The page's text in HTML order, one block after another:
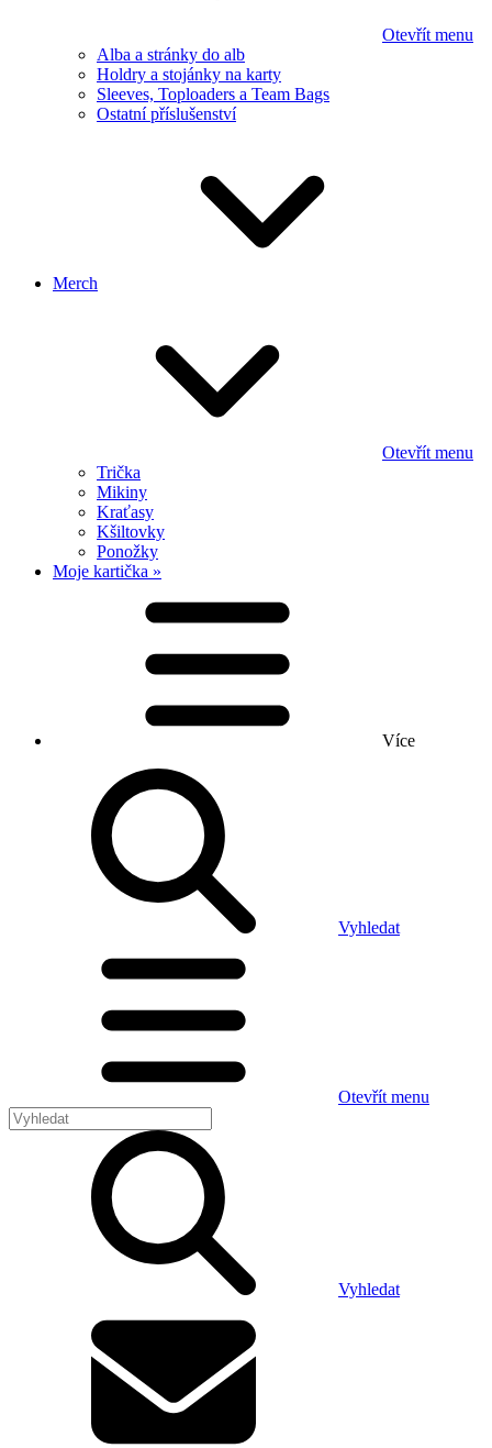
Otevřít menu
Alba a stránky do alb
Holdry a stojánky na karty
Sleeves, Toploaders a Team Bags
Ostatní příslušenství
Merch
Otevřít menu
Trička
Mikiny
Kraťasy
Kšiltovky
Ponožky
Moje kartička »
Více
Vyhledat
Otevřít menu
Vyhledat